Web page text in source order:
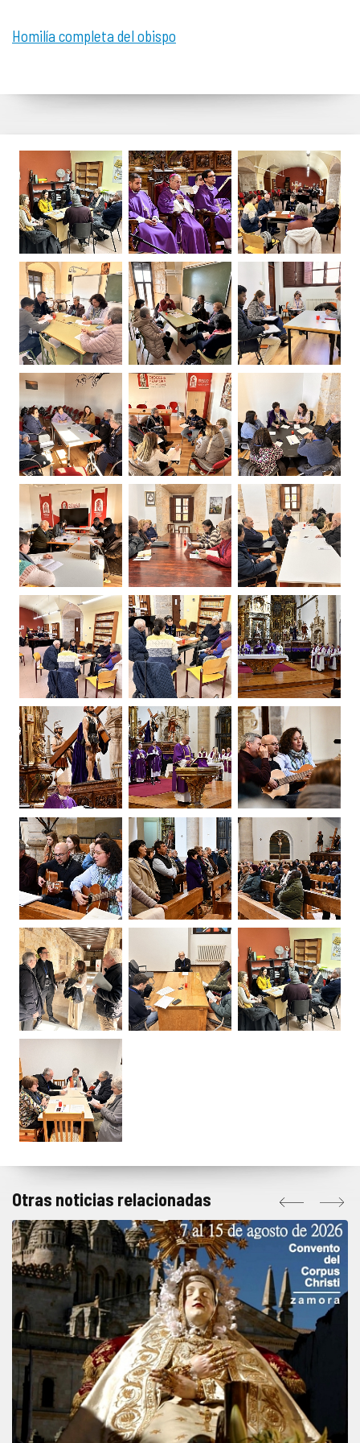
Homilía completa del obispo
Otras noticias relacionadas